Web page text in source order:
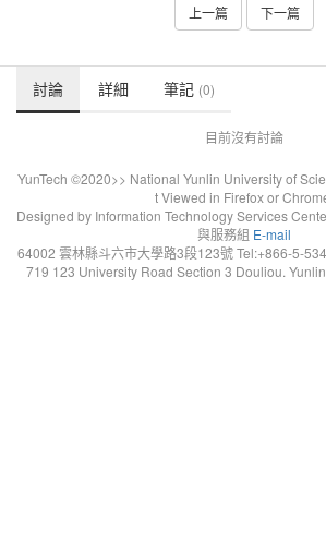
上一篇 下一篇
討論 詳細 筆記 (0)
目前沒有討論
YunTech ©2020>> National Yunlin University of
t Viewed in Firefox or
Designed by Information Technology Services
與服務組 E-mail
64002 雲林縣斗六市大學路3段123號 Tel:+866-5-
719 123 University Road Section 3 Douliou.